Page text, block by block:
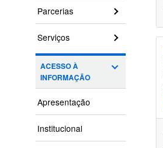
Parcerias
Serviços
ACESSO À
INFORMAÇÃO
Apresentação
Institucional